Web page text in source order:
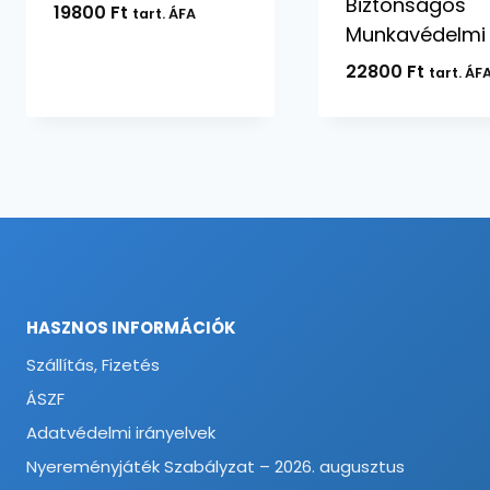
19800 Ft tart. ÁFA
22800 Ft tart.
HASZNOS INFORMÁCIÓK
Szállítás, Fizetés
ÁSZF
Adatvédelmi irányelvek
Nyereményjáték Szabályzat – 2026. augusztus